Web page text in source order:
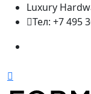
Luxury
Тел: +7 495